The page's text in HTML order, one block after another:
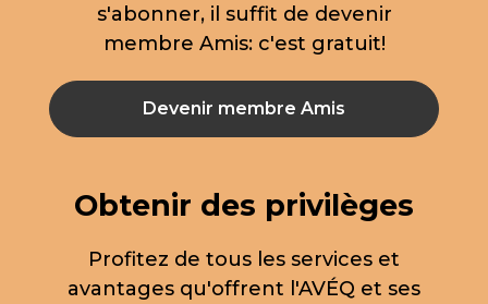
s'abonner, il suffit de devenir
membre Amis: c'est gratuit!
Devenir membre Amis
Obtenir des privilèges
Profitez de tous les services et
avantages qu'offrent l'AVÉQ et ses